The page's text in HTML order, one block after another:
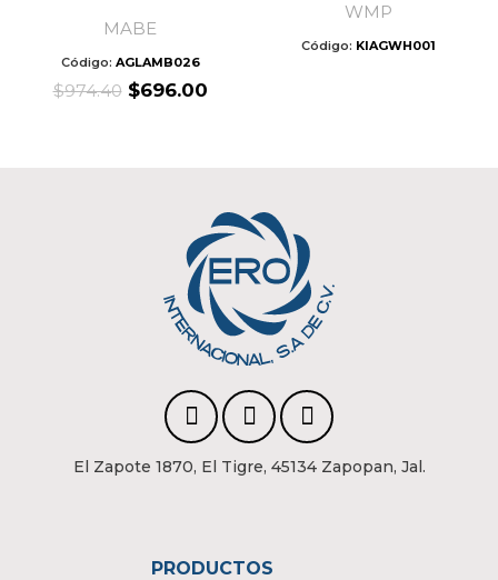
MABE
Código: AGLAMB026
$974.40 Original
$696.00Current
WMP
Código: KIAGWH001
El Zapote 1870, El Tigre, 45134 Zapopan, Jal.
PRODUCTOS